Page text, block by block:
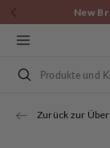
Zum
Inhalt
springen
New
Suchen
Zurück zur